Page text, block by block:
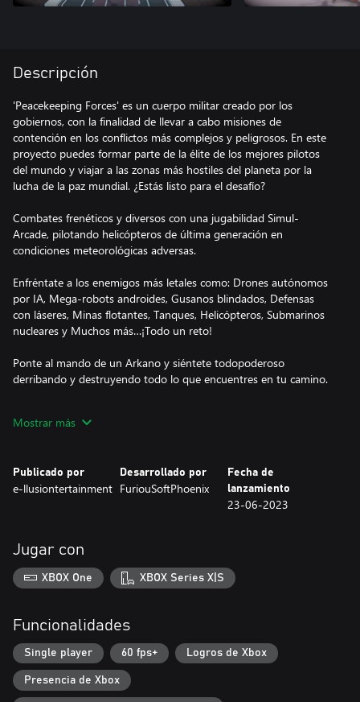
Descripción
'Peacekeeping Forces' es un cuerpo militar creado por los
gobiernos, con la finalidad de llevar a cabo misiones de
contención en los conflictos más complejos y peligrosos. En este
proyecto puedes formar parte de la élite de los mejores pilotos
del mundo y viajar a las zonas más hostiles del planeta por la
lucha de la paz mundial. ¿Estás listo para el desafío?
Combates frenéticos y diversos con una jugabilidad Simul-
Arcade, pilotando helicópteros de última generación en
condiciones meteorológicas adversas.
Enfréntate a los enemigos más letales como: Drones autónomos
por IA, Mega-robots androides, Gusanos blindados, Defensas
con láseres, Minas flotantes, Tanques, Helicópteros, Submarinos
nucleares y Muchos más…¡Todo un reto!
Ponte al mando de un Arkano y siéntete todopoderoso
derribando y destruyendo todo lo que encuentres en tu camino.
• Academia de entrenamiento para pilotos.
• Rejugabilidad en cada misión para mejorar tu clasificación.
• Sé mejor que tus amigos y desbloquea los logros más retantes.
• Diferentes climatologías y cambios de día a noche en tiempo
• Sube de rango y podrás acceder a nuevos y mejores
helicópteros.
Te preparan para viajar a zonas de conflicto y combatir por una
Mostrar más
Publicado por
e-llusiontertainment
Desarrollado por
FuriouSoftPhoenix
Fecha de
lanzamiento
23-06-2023
Jugar con
XBOX One XBOX Series X|S
Funcionalidades
Single player 60 fps+ Logros de Xbox
Presencia de Xbox